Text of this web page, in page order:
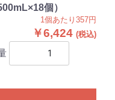
個）
1個あたり357円
￥6,424